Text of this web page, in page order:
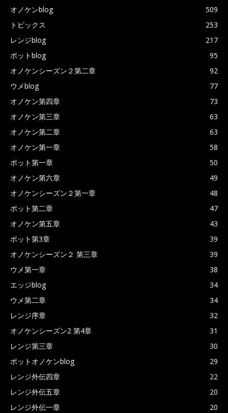
オノケンblog
509
トピックス
253
レンジblog
217
ポットblog
95
オノケンシーズン２第二章
92
ウメblog
77
オノケン第四章
73
オノケン第三章
63
オノケン第二章
63
オノケン第一章
58
ポット第一章
50
オノケン第六章
49
オノケンシーズン２第一章
48
ポット第二章
47
オノケン第五章
43
ポット第3章
39
オノケンシーズン２ 第三章
39
ウメ第一章
38
エッジblog
34
ウメ第二章
34
レンジ序章
32
オノケンシーズン2 第4章
31
レンジ第三章
30
ポットオノケンblog
29
レンジ外伝四章
22
レンジ外伝五章
20
レンジ外伝一章
20